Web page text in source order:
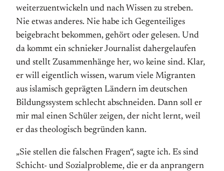
weiter­zu­ent­wickeln und nach Wissen zu streben.
Nie etwas anderes. Nie habe ich Gegenteiliges
beigebracht bekommen, gehört oder gelesen. Und
da kommt ein schnieker Journalist dahergelaufen
und stellt Zusammenhänge her, wo keine sind. Klar,
er will eigentlich wissen, warum viele Migranten
aus islamisch geprägten Ländern im deutschen
Bildungssystem schlecht abschneiden. Dann soll er
mir mal einen Schüler zeigen, der nicht lernt, weil
er das theologisch begründen kann.
„Sie stellen die falschen Fragen“, sagte ich. Es sind
Schicht- und Sozialprobleme, die er da anprangern